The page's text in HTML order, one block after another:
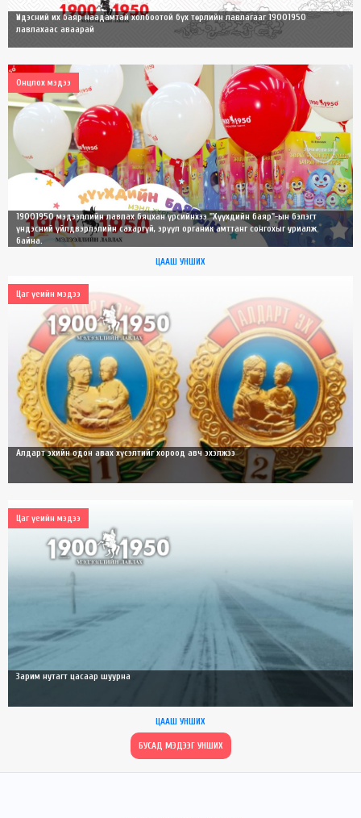
Үндэсний их баяр наадамтай холбоотой бүх төрлийн лавлагааг 19001950
лавлахаас аваарай
Онцлох мэдээ
19001950 мэдээллийн лавлах бяцхан үрсийнхээ "Хүүхдийн баяр"-ын бэлэгт
үндэсний үйлдвэрлэлийн сахаргүй, эрүүл органик амттанг сонгохыг уриалж
байна.
ЦААШ УНШИХ
Цаг үеийн мэдээ
Алдарт эхийн одон авах хүсэлтийг хороод авч эхэлжээ
Цаг үеийн мэдээ
Зарим нутагт цасаар шуурна
ЦААШ УНШИХ
БУСАД МЭДЭЭГ УНШИХ